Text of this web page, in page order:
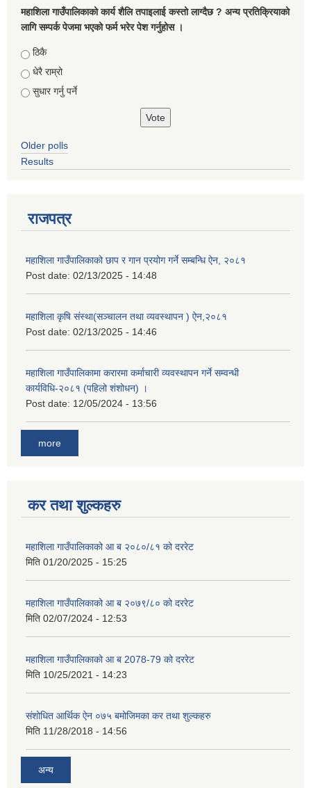
महाशिला गाउँपालिकाको कार्य शैलि तपाइलाई कस्तो लाग्दैछ ? अन्य प्रतिक्रियाको
लागि सम्पर्क पेजमा भएको फर्म भरेर पेश गर्नुहोस ।
Choices
ठिकै
धेरै राम्रो
सुधार गर्नु पर्ने
Older polls
Results
राजपत्र
महाशिला गाउँपालिकाको छाप र गान प्रयोग गर्ने सम्बन्धि ऐन, २०८१
Post date: 02/13/2025 - 14:48
महाशिला कृषि संस्था(सञ्चालन तथा व्यवस्थापन ) ऐन,२०८१
Post date: 02/13/2025 - 14:46
महाशिला गाउँपालिकामा करारमा कर्माचारी व्यवस्थापन गर्ने सम्वन्धी
कार्यविधि-२०८१ (पहिलो शंशोधन) ।
Post date: 12/05/2024 - 13:56
more
कर तथा शुल्कहरु
महाशिला गाउँपालिकाको आ ब २०८०/८१ को दररेट
मिति 01/20/2025 - 15:25
महाशिला गाउँपालिकाको आ ब २०७९/८० को दररेट
मिति 02/07/2024 - 12:53
महाशिला गाउँपालिकाको आ ब 2078-79 को दररेट
मिति 10/25/2021 - 14:23
संशोधित आर्थिक ऐन ०७५ बमोजिमका कर तथा शुल्कहरु
मिति 11/28/2018 - 14:56
अन्य